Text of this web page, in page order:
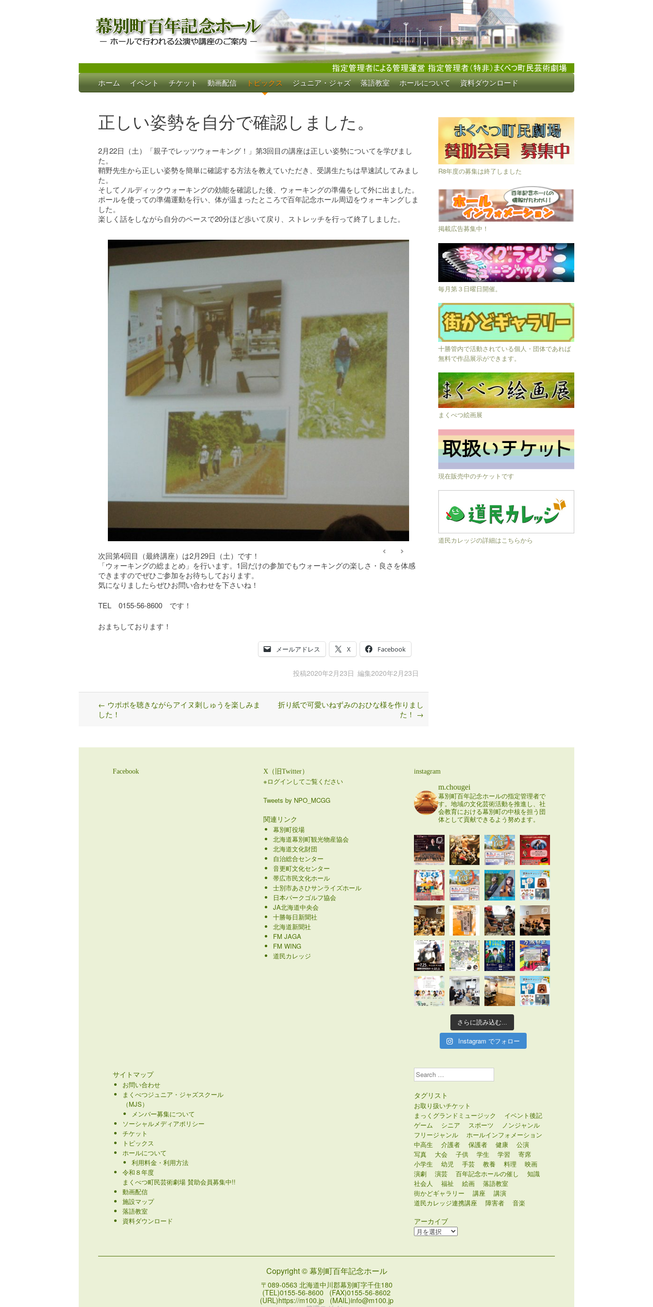
幕別町百年記念ホール
ホールで行われる公演や講座のご案内
Skip
to
ホーム イベント チケット 動画配信 トピックス ジュニア・ジャズ 落語教室 ホールについて 資料ダウンロード
正しい姿勢を自分で確認しました。
2月22日（土）「親子でレッツウォーキング！」第3回目の講座は正しい姿勢についてを学びまし
た。
鞘野先生から正しい姿勢を簡単に確認する方法を教えていただき、受講生たちは早速試してみまし
た。
そしてノルディックウォーキングの効能を確認した後、ウォーキングの準備をして外に出ました。
ポールを使っての準備運動を行い、体が温まったところで百年記念ホール周辺をウォーキングしま
した。
楽しく話をしながら自分のペースで20分ほど歩いて戻り、ストレッチを行って終了しました。
次回第4回目（最終講座）は2月29日（土）です！
「ウォーキングの総まとめ」を行います。1回だけの参加でもウォーキングの楽しさ・良さを体感
できますのでぜひご参加をお待ちしております。
気になりましたらぜひお問い合わせを下さいね！
TEL 0155-56-8600 です！
おまちしております！
メールアドレス X Facebook
投稿2020年2月23日 編集2020年2月23日
Post
navigation
← ウポポを聴きながらアイヌ刺しゅうを楽しみま
した！
折り紙で可愛いねずみのおひな様を作りまし
た！ →
R8年度の募集は終了しました
掲載広告募集中！
毎月第３日曜日開催。
十勝管内で活動されている個人・団体であれば
無料で作品展示ができます。
まくべつ絵画展
現在販売中のチケットです
道民カレッジの詳細はこちらから
Facebook
サイトマップ
お問い合わせ
まくべつジュニア・ジャズスクール
（MJS）
メンバー募集について
ソーシャルメディアポリシー
チケット
トピックス
ホールについて
利用料金・利用方法
令和８年度
まくべつ町民芸術劇場 賛助会員募集中!!
動画配信
施設マップ
落語教室
資料ダウンロード
X（旧Twitter）
※ログインしてご覧ください
Tweets by NPO_MCGG
関連リンク
幕別町役場
北海道幕別町観光物産協会
北海道文化財団
自治総合センター
音更町文化センター
帯広市民文化ホール
士別市あさひサンライズホール
日本パークゴルフ協会
JA北海道中央会
十勝毎日新聞社
北海道新聞社
FM JAGA
FM WING
道民カレッジ
instagram
m.chougei
幕別町百年記念ホールの指定管理者で
す。地域の文化芸術活動を推進し、社
会教育における幕別町の中核を担う団
体として貢献できるよう努めます。
さらに読み込む...
Instagram でフォロー
Search
タグリスト
お取り扱いチケット
まっくグランドミュージック
イベント後記
ゲーム
シニア スポーツ
ノンジャンル
フリージャンル
ホールインフォメーション
中高生
介護者 保護者 健康
公演
写真
大会 子供 学生 学習
寄席
小学生
幼児 手芸 教養 料理
映画
演劇
演芸 百年記念ホールの催し
知識
社会人
福祉 絵画
落語教室
街かどギャラリー
講座
講演
道民カレッジ連携講座
障害者 音楽
アーカイブ
ア
Copyright © 幕別町百年記念ホール
〒089-0563 北海道中川郡幕別町字千住180
(TEL)0155-56-8600 (FAX)0155-56-8602
(URL)https://m100.jp (MAIL)info@m100.jp